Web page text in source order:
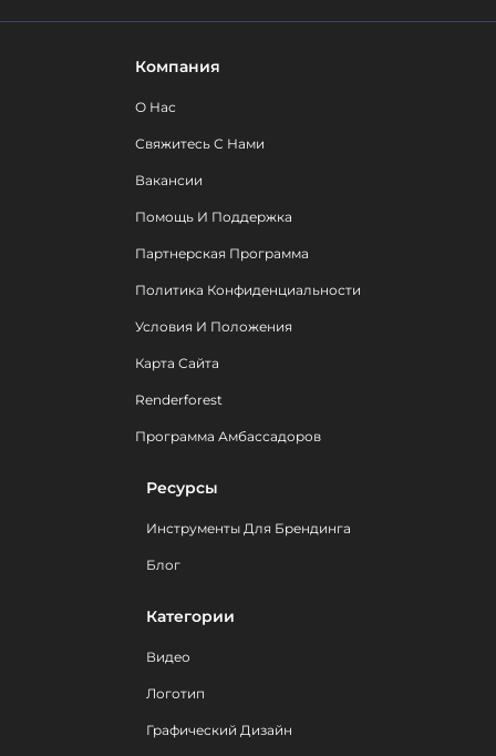
Компания
О Нас
Свяжитесь С Нами
Вакансии
Помощь И Поддержка
Партнерская Программа
Политика Конфиденциальности
Условия И Положения
Карта Сайта
Renderforest
Программа Амбассадоров
Ресурсы
Инструменты Для Брендинга
Блог
Категории
Видео
Логотип
Графический Дизайн